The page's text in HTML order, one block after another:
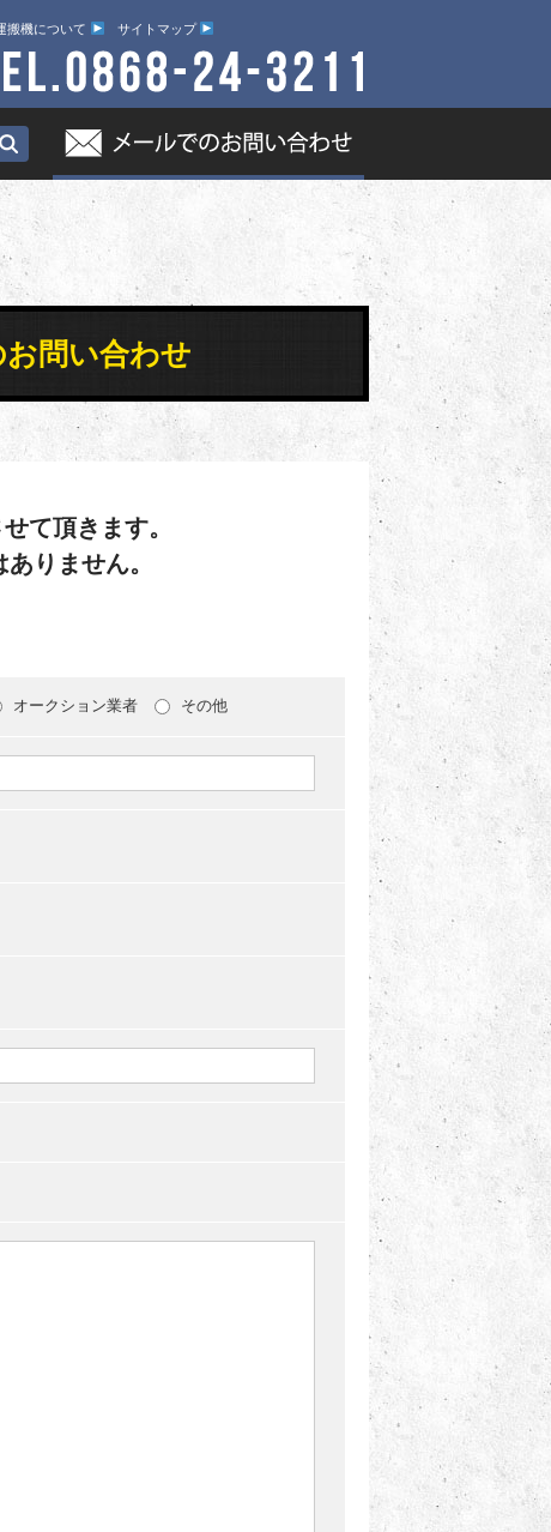
搬機について サイトマップ
問い合わせ
て頂きます。
りません。
オークション業者 その他